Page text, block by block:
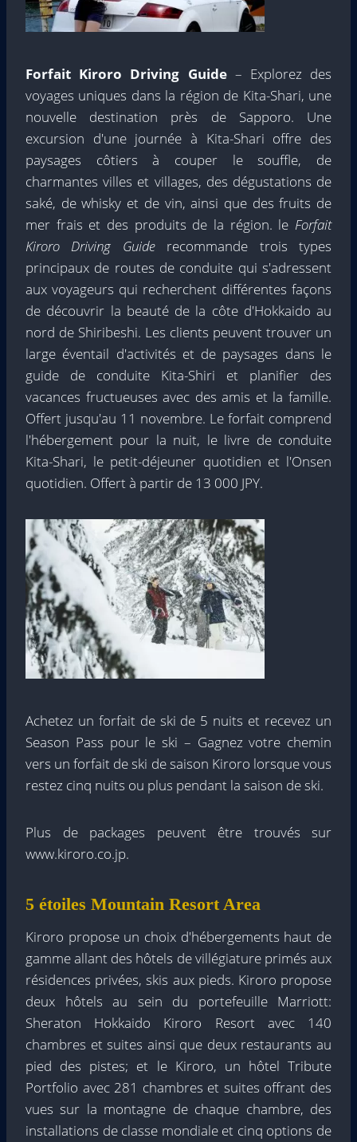
Forfait Kiroro Driving Guide– Explorez des
voyages uniques dans la région de Kita-Shari, une
nouvelle destination près de Sapporo. Une
excursion d'une journée à Kita-Shari offre des
paysages côtiers à couper le souffle, de
charmantes villes et villages, des dégustations de
saké, de whisky et de vin, ainsi que des fruits de
mer frais et des produits de la région. le Forfait
Kiroro Driving Guiderecommande trois types
principaux de routes de conduite qui s'adressent
aux voyageurs qui recherchent différentes façons
de découvrir la beauté de la côte d'Hokkaido au
nord de Shiribeshi. Les clients peuvent trouver un
large éventail d'activités et de paysages dans le
guide de conduite Kita-Shiri et planifier des
vacances fructueuses avec des amis et la famille.
Offert jusqu'au 11 novembre. Le forfait comprend
l'hébergement pour la nuit, le livre de conduite
Kita-Shari, le petit-déjeuner quotidien et l'Onsen
quotidien. Offert à partir de 13 000 JPY.
Achetez un forfait de ski de 5 nuits et recevez un
Season Pass pour le ski – Gagnez votre chemin
vers un forfait de ski de saison Kiroro lorsque vous
restez cinq nuits ou plus pendant la saison de ski.
Plus de packages peuvent être trouvés sur
www.kiroro.co.jp.
5 étoiles Mountain Resort Area
Kiroro propose un choix d'hébergements haut de
gamme allant des hôtels de villégiature primés aux
résidences privées, skis aux pieds. Kiroro propose
deux hôtels au sein du portefeuille Marriott:
Sheraton Hokkaido Kiroro Resort avec 140
chambres et suites ainsi que deux restaurants au
pied des pistes; et le Kiroro, un hôtel Tribute
Portfolio avec 281 chambres et suites offrant des
vues sur la montagne de chaque chambre, des
installations de classe mondiale et cinq options de